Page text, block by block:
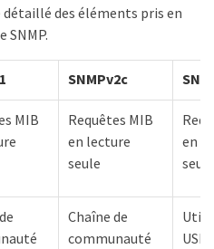
des éléments pris en
SNMP.
SNMPv2c
MIB
Requêtes MIB
en lecture
seule
en
seule
Chaîne de
communauté